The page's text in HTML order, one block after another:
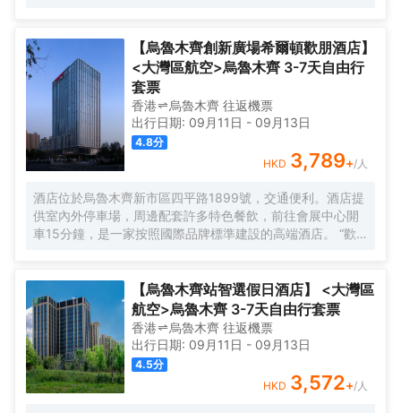
為您創造最愉快的大美新疆之旅。【烏魯木齊創新廣場希爾頓歡朋酒店】
<大灣區航空>烏魯木齊 3-7天自由行
套票
香港 烏魯木齊 往返機票
出行日期: 09月11日 - 09月13日
4.8分
HKD 3,789+/人
酒店位於烏魯木齊新市區四平路1899號，交通便利。酒店提
供室內外停車場，周邊配套許多特色餐飲，前往會展中心開
車15分鐘，是一家按照國際品牌標準建設的高端酒店。 “歡
【烏魯木齊站智選假日酒店】 <大灣區
航空>烏魯木齊 3-7天自由行套票
香港 烏魯木齊 往返機票
出行日期: 09月11日 - 09月13日
4.5分
HKD 3,572+/人